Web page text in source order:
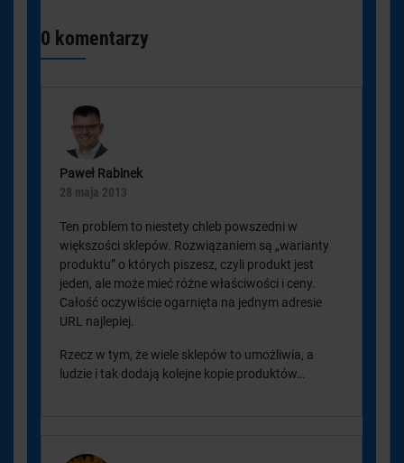
0 komentarzy
Paweł Rabinek
28 maja 2013
Ten problem to niestety chleb powszedni w
większości sklepów. Rozwiązaniem są „warianty
produktu” o których piszesz, czyli produkt jest
jeden, ale może mieć różne właściwości i ceny.
Całość oczywiście ogarnięta na jednym adresie
URL najlepiej.
Rzecz w tym, że wiele sklepów to umożliwia, a
ludzie i tak dodają kolejne kopie produktów…